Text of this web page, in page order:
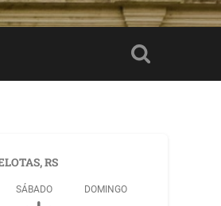
RS
SÁBADO DOMINGO